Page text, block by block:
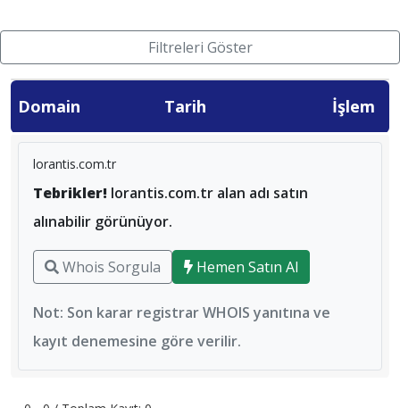
Filtreleri Göster
Domain Tarih İşlem
lorantis.com.tr
Tebrikler! lorantis.com.tr alan adı satın
alınabilir görünüyor.
Whois Sorgula Hemen Satın Al
Not: Son karar registrar WHOIS yanıtına ve
kayıt denemesine göre verilir.